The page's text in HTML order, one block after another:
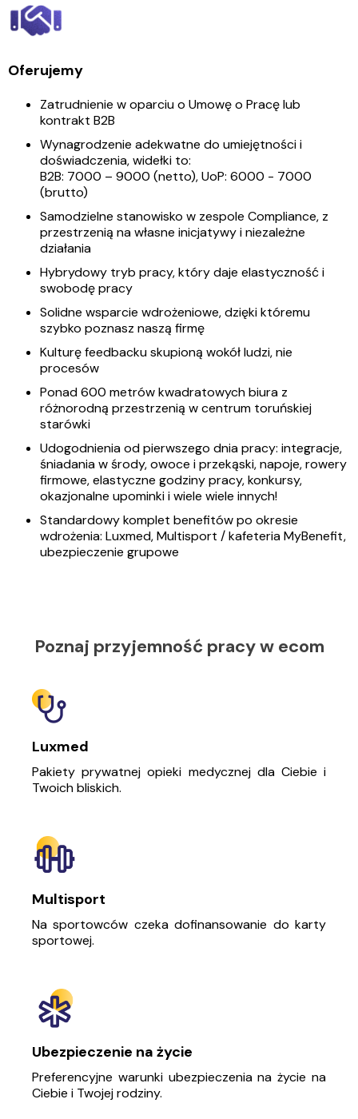
Oferujemy
Zatrudnienie w oparciu o Umowę o Pracę lub
kontrakt B2B
Wynagrodzenie adekwatne do umiejętności i
doświadczenia, widełki to:
B2B: 7000 – 9000 (netto), UoP: 6000 - 7000
(brutto)
Samodzielne stanowisko w zespole Compliance, z
przestrzenią na własne inicjatywy i niezależne
działania
Hybrydowy tryb pracy, który daje elastyczność i
swobodę pracy
Solidne wsparcie wdrożeniowe, dzięki któremu
szybko poznasz naszą firmę
Kulturę feedbacku skupioną wokół ludzi, nie
procesów
Ponad 600 metrów kwadratowych biura z
różnorodną przestrzenią w centrum toruńskiej
starówki
Udogodnienia od pierwszego dnia pracy: integracje,
śniadania w środy, owoce i przekąski, napoje, rowery
firmowe, elastyczne godziny pracy, konkursy,
okazjonalne upominki i wiele wiele innych!
Standardowy komplet benefitów po okresie
wdrożenia: Luxmed, Multisport / kafeteria MyBenefit,
ubezpieczenie grupowe
Poznaj przyjemność pracy w ecom
Luxmed
Pakiety prywatnej opieki medycznej dla Ciebie i
Twoich bliskich.
Multisport
Na sportowców czeka dofinansowanie do karty
sportowej.
Ubezpieczenie na życie
Preferencyjne warunki ubezpieczenia na życie na
Ciebie i Twojej rodziny.